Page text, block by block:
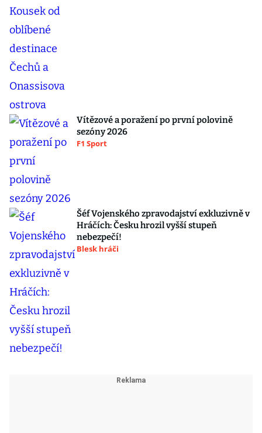
Vítězové a poražení po první polovině
sezóny 2026
F1 Sport
Šéf Vojenského zpravodajství exkluzivně v
Hráčích: Česku hrozil vyšší stupeň
nebezpečí!
Blesk hráči